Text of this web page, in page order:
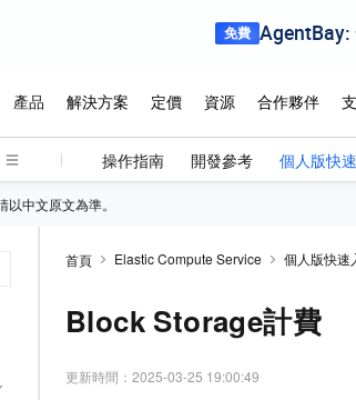
操作指南 開發參考 個人版快
中文原文為準。
首頁 Elastic Compute Service 個人版快速
Block Storage計費
更新時間： 2025-03-25 19:00:49